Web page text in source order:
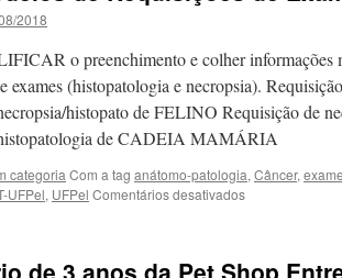
2018
o preenchimento e colher informações
exames (histopatologia e necropsia).
histopato de FELINO Requisição de
de CADEIA MAMÁRIA
categoria Com a tag anátomo-patologia, Câncer,
UFPel, UFPel Comentários desativadosem
Requisições
de 3 anos da Pet Shop